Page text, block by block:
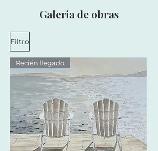
Galeria de obras
Filtro
Recién llegado